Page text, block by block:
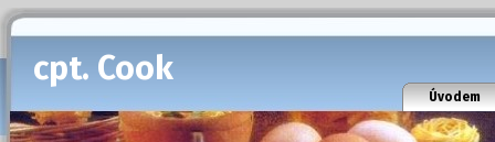
cpt. Cook
Úvodem